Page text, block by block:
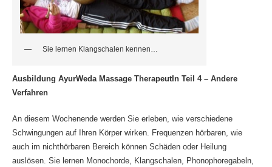
Sie lernen Klangschalen kennen…
Ausbildung AyurWeda Massage TherapeutIn Teil 4 – Andere
Verfahren
An diesem Wochenende werden Sie erleben, wie verschiedene
Schwingungen auf Ihren Körper wirken. Frequenzen hörbaren, wie
auch im nichthörbaren Bereich können Schäden oder Heilung
auslösen. Sie lernen Monochorde, Klangschalen, Phonophoregabeln,